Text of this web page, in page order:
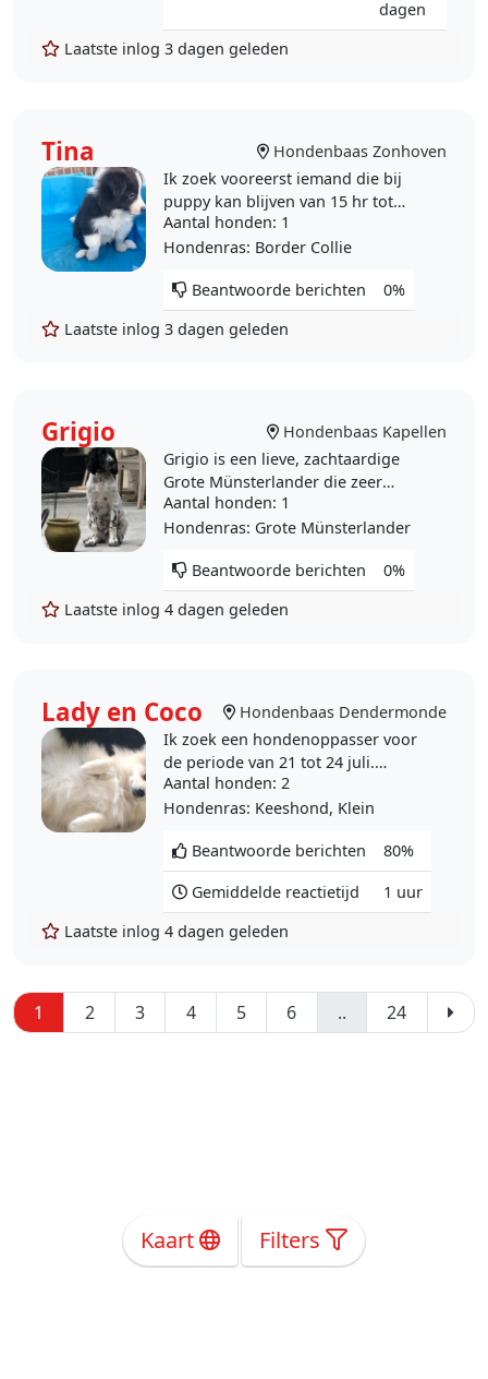
dagen
Laatste inlog 3 dagen geleden
Tina
Hondenbaas Zonhoven
Ik zoek vooreerst iemand die bij
puppy kan blijven van 15 hr tot
ongeveer 22:30 hr op 28 en 29
augustus
Aantal honden: 1
Hondenras: Border Collie
Beantwoorde berichten
0%
Laatste inlog 3 dagen geleden
Grigio
Hondenbaas Kapellen
Grigio is een lieve, zachtaardige
Grote Münsterlander die zeer
speels is en goed met andere
honden (groot & klein) omgaat. Ik
Aantal honden: 1
Hondenras: Grote Münsterlander
Beantwoorde berichten
0%
Laatste inlog 4 dagen geleden
Lady en Coco
Hondenbaas Dendermonde
Ik zoek een hondenoppasser voor
de periode van 21 tot 24 juli.
Beiden zijn ze zeer lief, enkel naar
andere vreemde honden kunnen ze
Aantal honden: 2
Hondenras: Keeshond, Klein
Beantwoorde berichten
80%
Gemiddelde reactietijd
1 uur
Laatste inlog 4 dagen geleden
1 2 3 4 5 6 .. 24
Kaart Filters